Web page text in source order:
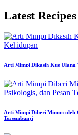
Latest Recipes
Arti Mimpi Dikasih Kue Ulang
Arti Mimpi Diberi Minum oleh
Tersembunyi